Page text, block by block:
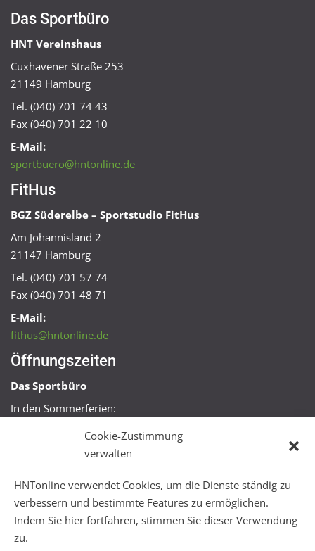
Cookie-Zustimmung
verwalten
HNTonline verwendet Cookies, um die Dienste ständig zu
verbessern und bestimmte Features zu ermöglichen.
Indem Sie hier fortfahren, stimmen Sie dieser Verwendung
zu.
Das Sportbüro
HNT Vereinshaus
Cuxhavener Straße 253
21149 Hamburg
Tel. (040) 701 74 43
Fax (040) 701 22 10
E-Mail:
sportbuero@hntonline.de
FitHus
BGZ Süderelbe – Sportstudio FitHus
Am Johannisland 2
21147 Hamburg
Tel. (040) 701 57 74
Fax (040) 701 48 71
E-Mail:
fithus@hntonline.de
Öffnungszeiten
Das Sportbüro
In den Sommerferien:
Mo + Mi 16:00 – 18:00 Uhr
Mo – Fr 08:00 – 22:00 Uhr
Sa + So 10:00 – 18:00 Uhr